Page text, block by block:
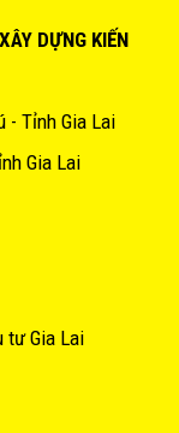
DỰNG KIẾN
- Tỉnh Gia Lai
Gia Lai
tư Gia Lai